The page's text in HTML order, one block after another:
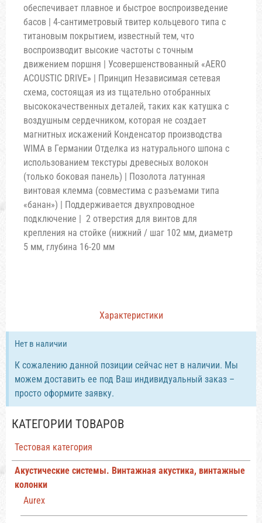
КАТЕГОРИИ ТОВАРОВ
Тестовая категория
Акустические системы. Винтажная акустика, винтажные
колонки
Aurex
Характеристики
обеспечивает плавное и быстрое воспроизведение
басов | 4-сантиметровый твитер кольцевого типа с
титановым покрытием, известный тем, что
воспроизводит высокие частоты с точным
движением поршня | Усовершенствованный «AERO
ACOUSTIC DRIVE» | Принцип Независимая сетевая
схема, состоящая из из тщательно отобранных
высококачественных деталей, таких как катушка с
воздушным сердечником, которая не создает
магнитных искажений Конденсатор производства
WIMA в Германии Отделка из натурального шпона с
использованием текстуры древесных волокон
(только боковая панель) | Позолота латунная
винтовая клемма (совместима с разъемами типа
«банан») | Поддерживается двухпроводное
подключение | 2 отверстия для винтов для
крепления на стойке (нижний / шаг 102 мм, диаметр
5 мм, глубина 16-20 мм
Нет в наличии
К сожалению данной позиции сейчас нет в наличии. Мы
можем доставить ее под Ваш индивидуальный заказ –
просто оформите заявку.